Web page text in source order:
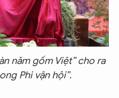
năm gốm Việt” cho ra
Phi vận hội”.